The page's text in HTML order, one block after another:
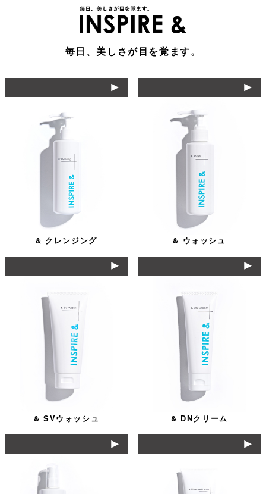
毎日、美しさが目を覚ます。
& クレンジング & ウォッシュ
& SVウォッシュ & DNクリーム